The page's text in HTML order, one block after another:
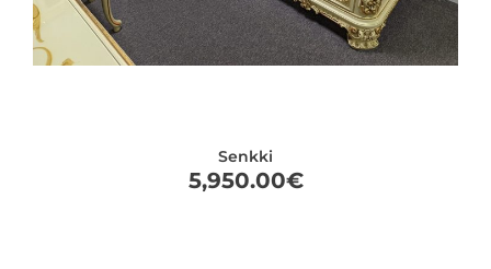
Senkki
5,950.00€